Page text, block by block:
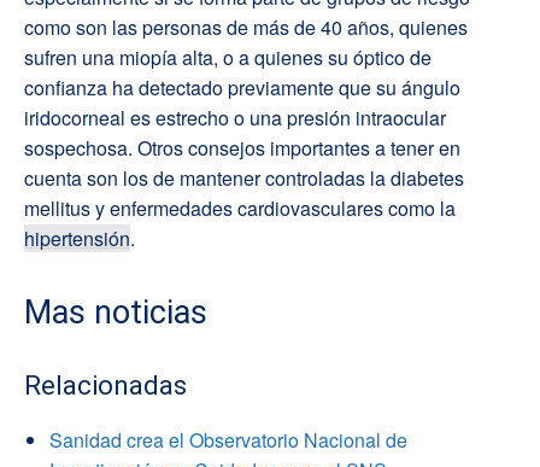
como son las personas de más de 40 años, quienes
sufren una miopía alta, o a quienes su óptico de
confianza ha detectado previamente que su ángulo
iridocorneal es estrecho o una presión intraocular
sospechosa. Otros consejos importantes a tener en
cuenta son los de mantener controladas la diabetes
mellitus y enfermedades cardiovasculares como la
hipertensión.
Mas noticias
Relacionadas
Sanidad crea el Observatorio Nacional de